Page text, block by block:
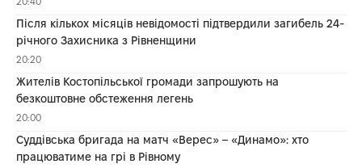
Після кількох місяців невідомості підтвердили загибель 24-
річного Захисника з Рівненщини
20:20
Жителів Костопільської громади запрошують на
безкоштовне обстеження легень
20:00
Суддівська бригада на матч «Верес» – «Динамо»: хто
працюватиме на грі в Рівному